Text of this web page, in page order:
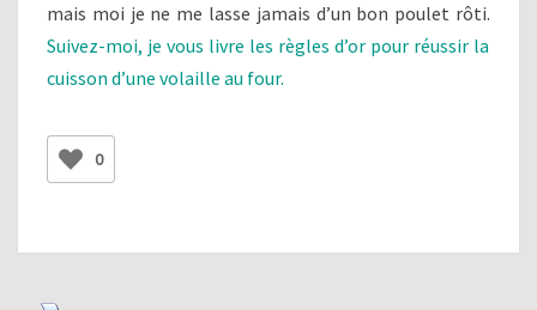
mais moi je ne me lasse jamais d’un bon poulet rôti.
Suivez-moi, je vous livre les règles d’or pour réussir la
cuisson d’une volaille au four.
0